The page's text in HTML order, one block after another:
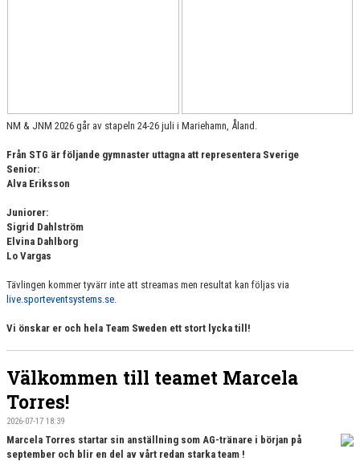
NM & JNM 2026 går av stapeln 24-26 juli i Mariehamn, Åland.
Från STG är följande gymnaster uttagna att representera Sverige
Senior:
Alva Eriksson
Juniorer:
Sigrid Dahlström
Elvina Dahlborg
Lo Vargas
Tävlingen kommer tyvärr inte att streamas men resultat kan följas via
live.sporteventsystems.se.
Vi önskar er och hela Team Sweden ett stort lycka till!
Välkommen till teamet Marcela
Torres!
2026-07-17 18:39
Marcela Torres startar sin anställning som AG-tränare i början på
september och blir en del av vårt redan starka team !